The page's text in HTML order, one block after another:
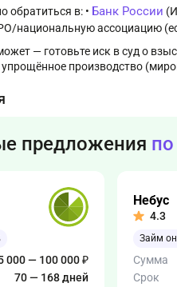
обратиться в: • Банк России
национальную ассоциацию
— готовьте иск в суд о
производство
предложения
000 — 100 000 ₽
70 — 168 дней
Небус
4.3
Займ
Сумма
Срок